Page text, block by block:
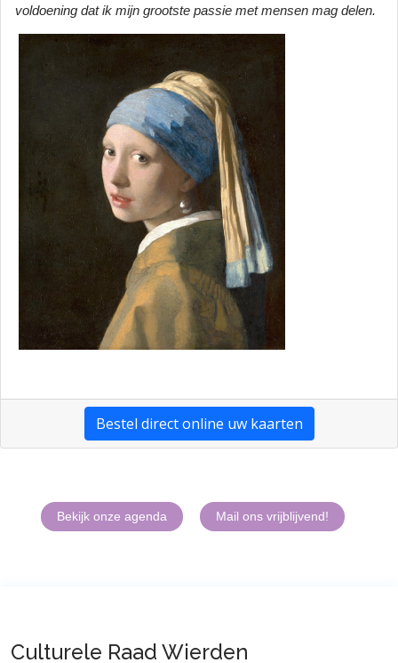
voldoening dat ik mijn grootste passie met mensen mag delen.
Bestel direct online uw kaarten
Bekijk onze agenda Mail ons vrijblijvend!
Culturele Raad Wierden